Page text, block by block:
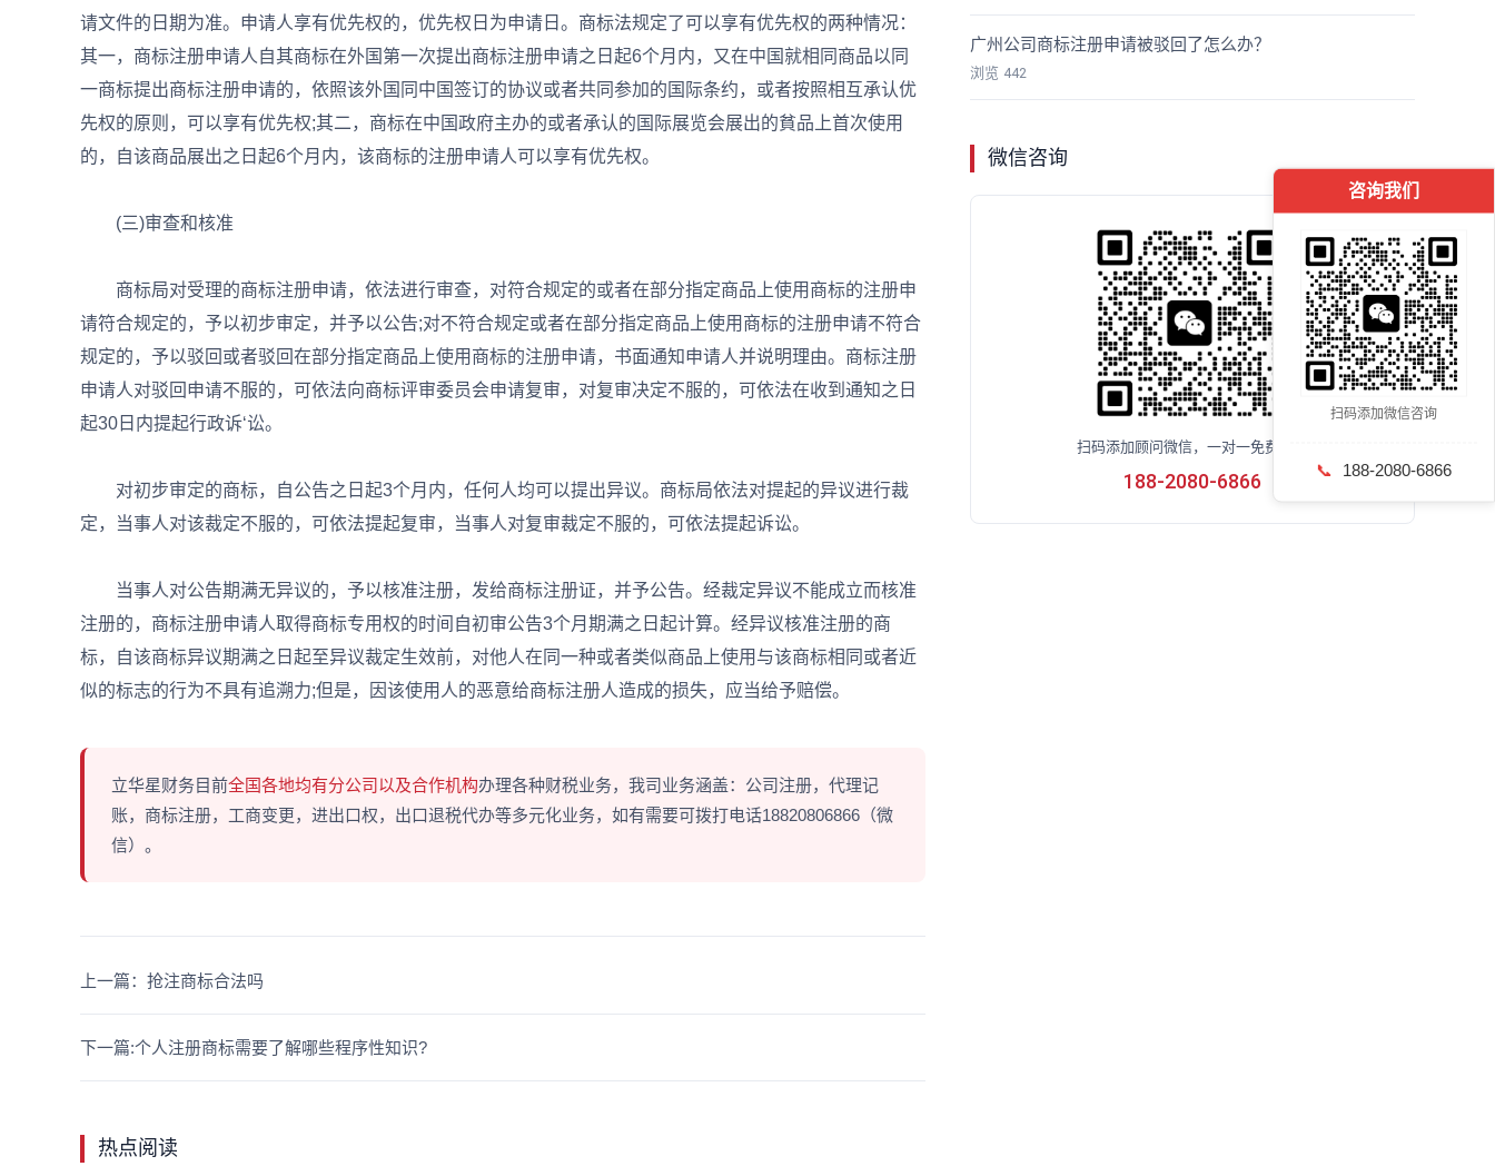
请文件的日期为准。申请人享有优先权的，优先权日为申请日。商标法规定了可以享有优先权的两种情况：
其一，商标注册申请人自其商标在外国第一次提出商标注册申请之日起6个月内，又在中国就相同商品以同
一商标提出商标注册申请的，依照该外国同中国签订的协议或者共同参加的国际条约，或者按照相互承认优
先权的原则，可以享有优先权;其二，商标在中国政府主办的或者承认的国际展览会展出的貧品上首次使用
的，自该商品展出之日起6个月内，该商标的注册申请人可以享有优先权。
(三)审查和核准
商标局对受理的商标注册申请，依法进行审查，对符合规定的或者在部分指定商品上使用商标的注册申
请符合规定的，予以初步审定，并予以公告;对不符合规定或者在部分指定商品上使用商标的注册申请不符合
规定的，予以驳回或者驳回在部分指定商品上使用商标的注册申请，书面通知申请人并说明理由。商标注册
申请人对驳回申请不服的，可依法向商标评审委员会申请复审，对复审决定不服的，可依法在收到通知之日
起30日内提起行政诉‘讼。
对初步审定的商标，自公告之日起3个月内，任何人均可以提出异议。商标局依法对提起的异议进行裁
定，当事人对该裁定不服的，可依法提起复审，当事人对复审裁定不服的，可依法提起诉讼。
当事人对公告期满无异议的，予以核准注册，发给商标注册证，并予公告。经裁定异议不能成立而核准
注册的，商标注册申请人取得商标专用权的时间自初审公告3个月期满之日起计算。经异议核准注册的商
标，自该商标异议期满之日起至异议裁定生效前，对他人在同一种或者类似商品上使用与该商标相同或者近
似的标志的行为不具有追溯力;但是，因该使用人的恶意给商标注册人造成的损失，应当给予赔偿。
立华星财务目前全国各地均有分公司以及合作机构办理各种财税业务，我司业务涵盖：公司注册，代理记
账，商标注册，工商变更，进出口权，出口退税代办等多元化业务，如有需要可拨打电话18820806866（微
信）。
下一篇:个人注册商标需要了解哪些程序性知识?
上一篇：抢注商标合法吗
热点阅读
广州公司商标注册申请被驳回了怎么办？
浏览 442
微信咨询
扫码添加顾问微信，一对一免费咨询
188-2080-6866
咨询我们
扫码添加微信咨询
📞 188-2080-6866